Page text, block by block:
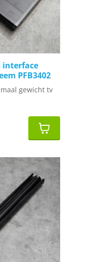
interface
PFB3402
gewicht tv